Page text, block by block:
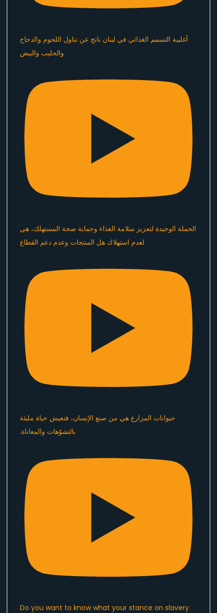
أغلبية التسمم الغذائي في لبنان ناتج عن تناول اللحوم والدجاج
والحليب والبيض
الحملة الوحيدة لتعزيز سلامة الغذاء وحماية صحة المستهلك، هي
لعدم استهلاك هل المنتجات وعدم دعم القطاع
Do you want to know what your stance on slavery